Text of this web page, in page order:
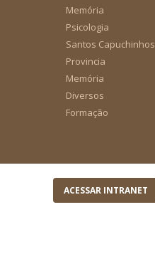
Memória
Psicologia
Santos Capuchinhos
Provincia
Memória
Diversos
Formação
ACESSAR INTRANET